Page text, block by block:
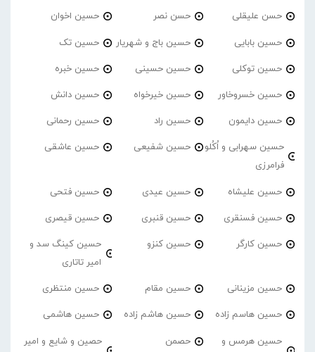
حسن علیقلی حسن نصر حسین اخوان
حسین بابایی حسین باج و شهریار حسین تک
حسین توکلی حسین حسینی حسین خبره
حسین خسروخاور حسین خیرخواه حسین دانش
حسین دایمون حسین راد حسین رحمانی
حسین سهرابی و اُکُلو
فرامرزی
حسین شفیعی حسین عاشقی
حسین علیشاه حسین عیدی حسین فتحی
حسین فسنقری حسین قنبری حسین قیصری
حسین کارگر حسین کنزو
حسین کینگ سد و
امیر تاتاری
حسین مزینانی حسین مقام حسین منتظری
حسین هاسم زاده حسین هاشم زاده حسین هاشمی
حسین هرمس و
حصمن
حصین و شایع و امیر